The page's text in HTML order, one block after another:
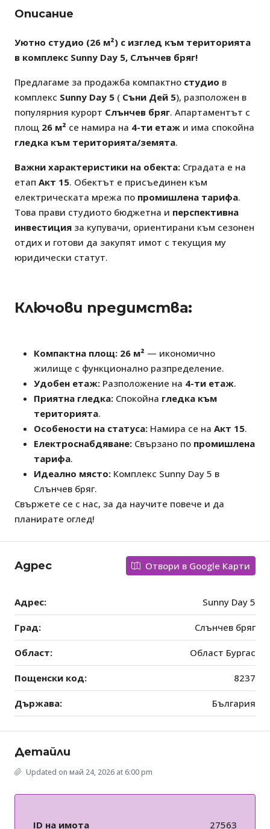
Описание
Уютно студио (26 м²) с изглед към територията
в комплекс Sunny Day 5, Слънчев бряг!
Предлагаме за продажба компактно студио в
комплекс Sunny Day 5 ( Съни Дей 5), разположен в
популярния курорт Слънчев бряг. Апартаментът с
площ 26 м² се намира на 4-ти етаж и има спокойна
гледка към територията/земята.
Важни характеристики на обекта: Сградата е на
етап Акт 15. Обектът е присъединен към
електрическата мрежа по промишлена тарифа.
Това прави студиото бюджетна и перспективна
инвестиция за купувачи, ориентирани към сезонен
отдих и готови да закупят имот с текущия му
юридически статут.
Ключови предимства:
Компактна площ: 26 м² — икономично
жилище с функционално разпределение.
Удобен етаж: Разположение на 4-ти етаж.
Приятна гледка: Спокойна гледка към
територията.
Особености на статуса: Намира се на Акт 15.
Електроснабдяване: Свързано по промишлена
тарифа.
Идеално място: Комплекс Sunny Day 5 в
Слънчев бряг.
Свържете се с нас, за да научите повече и да
планирате оглед!
Адрес Отвори в Google Карти
Адрес: Sunny Day 5
Град: Слънчев бряг
Област: Област Бургас
Пощенски код: 8237
Държава: България
Детайли
Updated on май 24, 2026 at 6:00 pm
ID на имота 27563